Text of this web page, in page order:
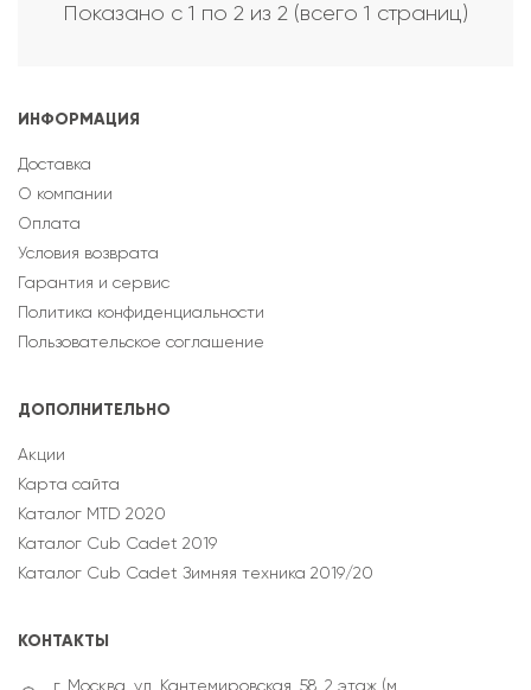
Показано с 1 по 2 из 2 (всего 1 страниц)
ИНФОРМАЦИЯ
Доставка
О компании
Оплата
Условия возврата
Гарантия и сервис
Политика конфиденциальности
Пользовательское соглашение
ДОПОЛНИТЕЛЬНО
Акции
Карта сайта
Каталог MTD 2020
Каталог Cub Cadet 2019
Каталог Cub Cadet Зимняя техника 2019/20
КОНТАКТЫ
г. Москва, ул. Кантемировская, 58, 2 этаж (м.